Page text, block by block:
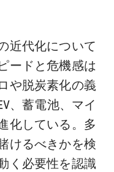
近代化について
ードと危機感は
や脱炭素化の義
、蓄電池、マイ
化している。多
けるべきかを検
く必要性を認識